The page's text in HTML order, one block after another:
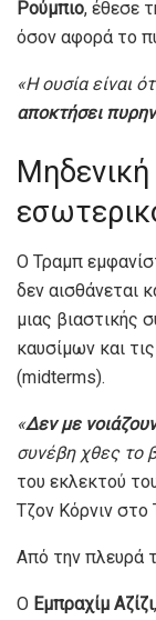
Ρούμπιο, έθεσε
όσον αφορά το
«Η ουσία είναι
αποκτήσει
Μηδενική
Ο Τραμπ
δεν αισθάνεται
μιας βιαστικής
καυσίμων και
(midterms).
«Δεν με
συνέβη χθες το
του εκλεκτού
Τζον Κόρνιν στο
Από την πλευρά
Ο Εμπραχίμ Αζίζι